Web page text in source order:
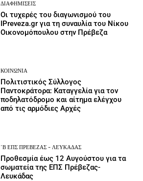
ΔΙΑΦΗΜΊΣΕΙΣ
Οι τυχερές του διαγωνισμού του
IPreveza.gr για τη συναυλία του Νίκου
Οικονομόπουλου στην Πρέβεζα
ΚΟΙΝΩΝΙΑ
Πολιτιστικός Σύλλογος
Παντοκράτορα: Καταγγελία για τον
ποδηλατόδρομο και αίτημα ελέγχου
από τις αρμόδιες Αρχές
΄Β ΕΠΣ ΠΡΈΒΕΖΑΣ - ΛΕΥΚΆΔΑΣ
Προθεσμία έως 12 Αυγούστου για τα
σωματεία της ΕΠΣ Πρέβεζας-
Λευκάδας